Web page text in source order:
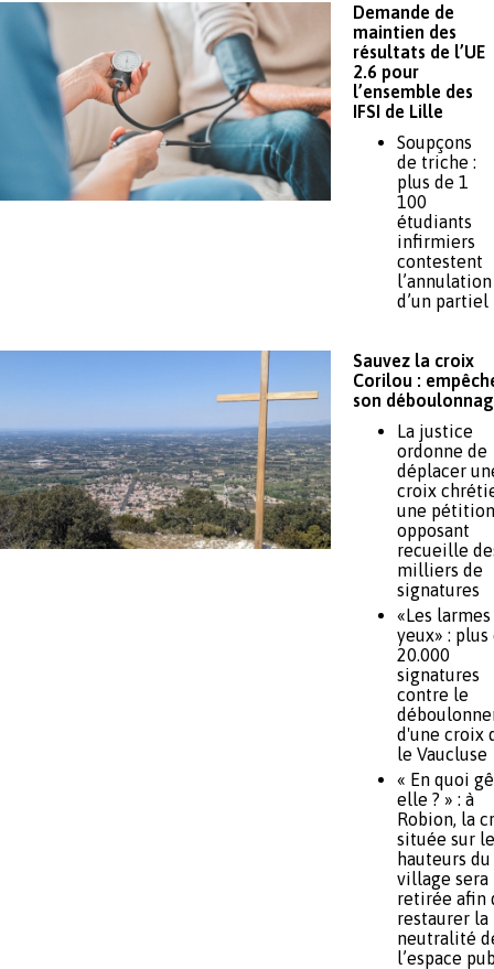
Demande de
maintien des
résultats de l’UE
2.6 pour
l’ensemble des
IFSI de Lille
Soupçons
de triche :
plus de 1
100
étudiants
infirmiers
contestent
l’annulation
d’un partiel
Sauvez la croix
Corilou :
son
La justice
ordonne de
déplacer
croix
une
opposant
recueille
milliers de
signatures
«Les larmes
yeux» : plus
20.000
signatures
contre le
d'une croix
le Vaucluse
« En quoi
elle ? » : à
Robion, la
située sur
hauteurs du
village sera
retirée afin
restaurer la
neutralité
l’espace